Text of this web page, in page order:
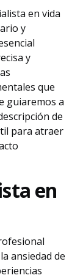
en vida
y
y
que
guiaremos a
de
para atraer
en
ansiedad de